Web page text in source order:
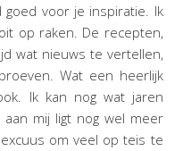
voor je inspiratie. Ik
op raken. De recepten,
wat nieuws te vertellen,
Wat een heerlijk
Ik kan nog wat jaren
mij ligt nog wel meer
om veel op teis te